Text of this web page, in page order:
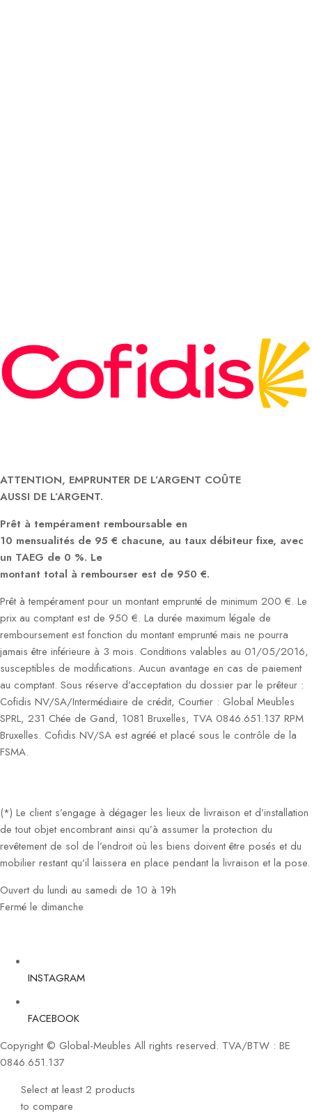
ATTENTION, EMPRUNTER DE L’ARGENT COÛTE
AUSSI DE L’ARGENT.
Prêt à tempérament remboursable en
10 mensualités de 95 € chacune, au taux débiteur fixe, avec
un TAEG de 0 %. Le
montant total à rembourser est de 950 €.
Prêt à tempérament pour un montant emprunté de minimum 200 €. Le
prix au comptant est de 950 €. La durée maximum légale de
remboursement est fonction du montant emprunté mais ne pourra
jamais être inférieure à 3 mois. Conditions valables au 01/05/2016,
susceptibles de modifications. Aucun avantage en cas de paiement
au comptant. Sous réserve d’acceptation du dossier par le prêteur :
Cofidis NV/SA/Intermédiaire de crédit, Courtier : Global Meubles
SPRL, 231 Chée de Gand, 1081 Bruxelles, TVA 0846.651.137 RPM
Bruxelles. Cofidis NV/SA est agréé et placé sous le contrôle de la
FSMA.
(*) Le client s’engage à dégager les lieux de livraison et d’installation
de tout objet encombrant ainsi qu’à assumer la protection du
revêtement de sol de l’endroit où les biens doivent être posés et du
mobilier restant qu’il laissera en place pendant la livraison et la pose.
Ouvert du lundi au samedi de 10 à 19h
Fermé le dimanche
INSTAGRAM
FACEBOOK
Copyright © Global-Meubles All rights reserved. TVA/BTW : BE
0846.651.137
Select at least 2 products
to compare